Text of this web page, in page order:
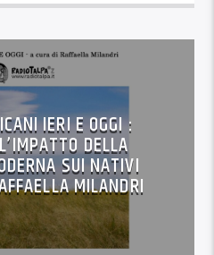
IERI E OGGI :
DELLA
SUI NATIVI
MILANDRI